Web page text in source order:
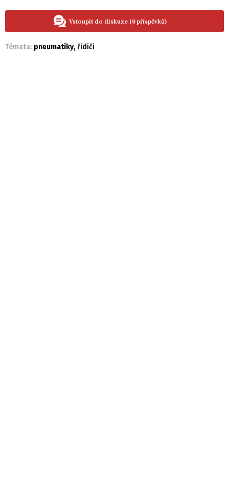
Vstoupit do diskuze (0 příspěvků)
Témata: pneumatiky, řidiči